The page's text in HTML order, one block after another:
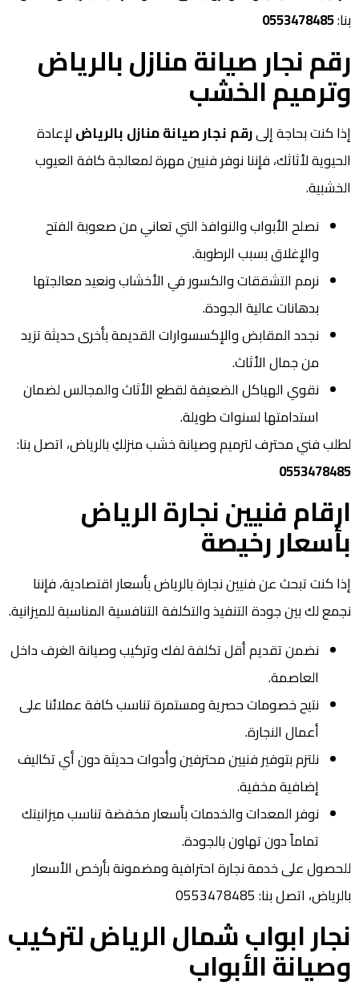
بنا:0553478485
رقم نجار صيانة منازل بالرياض
وترميم الخشب
إذا كنت بحاجة إلىرقم نجار صيانة منازل بالرياضلإعادة
الحيوية لأثاثك، فإننا نوفر فنيين مهرة لمعالجة كافة العيوب
الخشبية.
نصلح الأبواب والنوافذ التي تعاني من صعوبة الفتح
والإغلاق بسبب الرطوبة.
نرمم التشققات والكسور في الأخشاب ونعيد معالجتها
بدهانات عالية الجودة.
نجدد المقابض والإكسسوارات القديمة بأخرى حديثة تزيد
من جمال الأثاث.
نقوي الهياكل الضعيفة لقطع الأثاث والمجالس لضمان
استدامتها لسنوات طويلة.
لطلب فني محترف لترميم وصيانة خشب منزلكِ بالرياض، اتصل بنا:
0553478485
ارقام فنيين نجارة الرياض
بأسعار رخيصة
إذا كنت تبحث عن فنيين نجارة بالرياض بأسعار اقتصادية، فإننا
نجمع لك بين جودة التنفيذ والتكلفة التنافسية المناسبة للميزانية.
نضمن تقديم أقل تكلفة لفك وتركيب وصيانة الغرف داخل
العاصمة.
نتيح خصومات حصرية ومستمرة تناسب كافة عملائنا على
أعمال النجارة.
نلتزم بتوفير فنيين محترفين وأدوات حديثة دون أي تكاليف
إضافية مخفية.
نوفر المعدات والخدمات بأسعار مخفضة تناسب ميزانيتك
تماماً دون تهاون بالجودة.
للحصول على خدمة نجارة احترافية ومضمونة بأرخص الأسعار
بالرياض، اتصل بنا: 0553478485
نجار ابواب شمال الرياض لتركيب
وصيانة الأبواب